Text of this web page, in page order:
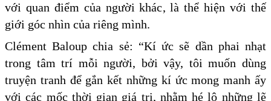
với quan điểm của người khác, là thể hiện với thế
giới góc nhìn của riêng mình.
Clément Baloup chia sẻ: “Kí ức sẽ dần phai nhạt
trong tâm trí mỗi người, bởi vậy, tôi muốn dùng
truyện tranh để gắn kết những kí ức mong manh ấy
với các mốc thời gian giá trị, nhằm hé lộ những lẽ